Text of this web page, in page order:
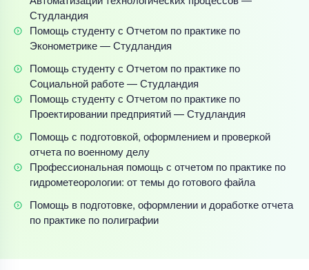
Студландия
Помощь студенту с Отчетом по практике по
Эконометрике — Студландия
Помощь студенту с Отчетом по практике по
Социальной работе — Студландия
Помощь студенту с Отчетом по практике по
Проектировании предприятий — Студландия
Помощь с подготовкой, оформлением и проверкой
отчета по военному делу
Профессиональная помощь с отчетом по практике по
гидрометеорологии: от темы до готового файла
Помощь в подготовке, оформлении и доработке отчета
по практике по полиграфии